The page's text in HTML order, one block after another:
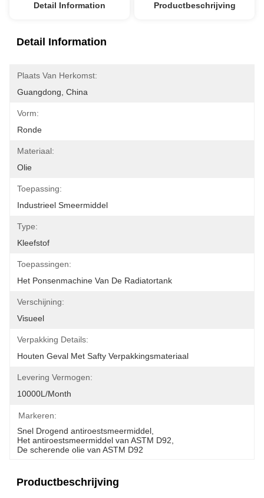
Detail Information Productbeschrijving
Detail Information
Plaats Van Herkomst:
Guangdong, China
Vorm:
Ronde
Materiaal:
Olie
Toepassing:
Industrieel Smeermiddel
Type:
Kleefstof
Toepassingen:
Het Ponsenmachine Van De Radiatortank
Verschijning:
Visueel
Verpakking Details:
Houten Geval Met Safty Verpakkingsmateriaal
Levering Vermogen:
10000L/month
Markeren:
Snel Drogend antiroestsmeermiddel
Het antiroestsmeermiddel van ASTM D92
De scherende olie van ASTM D92
Productbeschrijving